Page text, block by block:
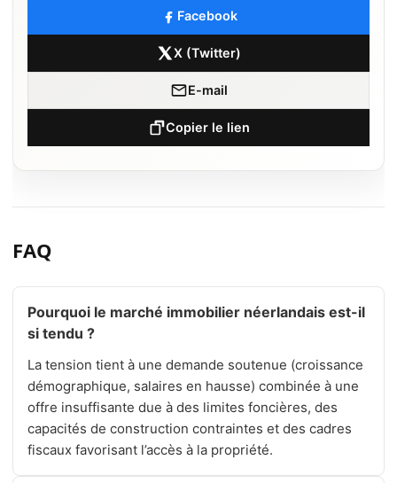
Facebook
X (Twitter)
E-mail
Copier le lien
FAQ
Pourquoi le marché immobilier néerlandais est-il
si tendu ?
La tension tient à une demande soutenue (croissance
démographique, salaires en hausse) combinée à une
offre insuffisante due à des limites foncières, des
capacités de construction contraintes et des cadres
fiscaux favorisant l’accès à la propriété.